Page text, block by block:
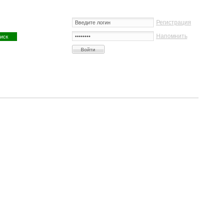
Регистрация
Напомнить